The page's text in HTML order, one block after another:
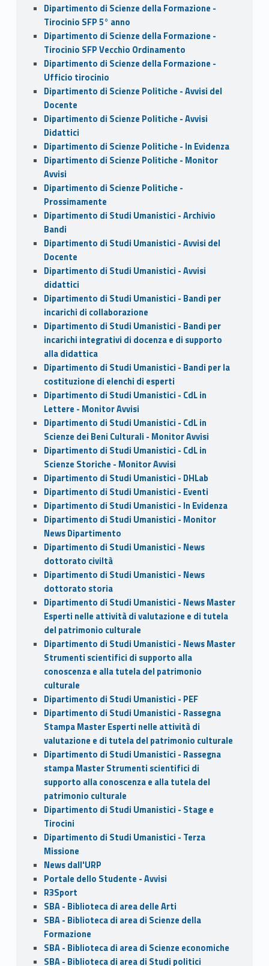
Dipartimento di Scienze della Formazione -
Tirocinio SFP 5° anno
Dipartimento di Scienze della Formazione -
Tirocinio SFP Vecchio Ordinamento
Dipartimento di Scienze della Formazione -
Ufficio tirocinio
Dipartimento di Scienze Politiche - Avvisi del
Docente
Dipartimento di Scienze Politiche - Avvisi
Didattici
Dipartimento di Scienze Politiche - In Evidenza
Dipartimento di Scienze Politiche - Monitor
Avvisi
Dipartimento di Scienze Politiche -
Prossimamente
Dipartimento di Studi Umanistici - Archivio
Bandi
Dipartimento di Studi Umanistici - Avvisi del
Docente
Dipartimento di Studi Umanistici - Avvisi
didattici
Dipartimento di Studi Umanistici - Bandi per
incarichi di collaborazione
Dipartimento di Studi Umanistici - Bandi per
incarichi integrativi di docenza e di supporto
alla didattica
Dipartimento di Studi Umanistici - Bandi per la
costituzione di elenchi di esperti
Dipartimento di Studi Umanistici - CdL in
Lettere - Monitor Avvisi
Dipartimento di Studi Umanistici - CdL in
Scienze dei Beni Culturali - Monitor Avvisi
Dipartimento di Studi Umanistici - CdL in
Scienze Storiche - Monitor Avvisi
Dipartimento di Studi Umanistici - DHLab
Dipartimento di Studi Umanistici - Eventi
Dipartimento di Studi Umanistici - In Evidenza
Dipartimento di Studi Umanistici - Monitor
News Dipartimento
Dipartimento di Studi Umanistici - News
dottorato civiltà
Dipartimento di Studi Umanistici - News
dottorato storia
Dipartimento di Studi Umanistici - News Master
Esperti nelle attività di valutazione e di tutela
del patrimonio culturale
Dipartimento di Studi Umanistici - News Master
Strumenti scientifici di supporto alla
conoscenza e alla tutela del patrimonio
culturale
Dipartimento di Studi Umanistici - PEF
Dipartimento di Studi Umanistici - Rassegna
Stampa Master Esperti nelle attività di
valutazione e di tutela del patrimonio culturale
Dipartimento di Studi Umanistici - Rassegna
stampa Master Strumenti scientifici di
supporto alla conoscenza e alla tutela del
patrimonio culturale
Dipartimento di Studi Umanistici - Stage e
Tirocini
Dipartimento di Studi Umanistici - Terza
Missione
News dall'URP
Portale dello Studente - Avvisi
R3Sport
SBA - Biblioteca di area delle Arti
SBA - Biblioteca di area di Scienze della
Formazione
SBA - Biblioteca di area di Scienze economiche
SBA - Biblioteca di area di Studi politici